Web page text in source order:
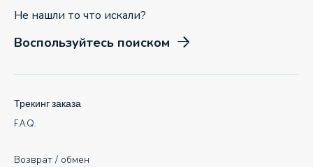
Не нашли то что искали?
Воспользуйтесь поиском
Возврат / обмен
Трекинг заказа
F.A.Q.